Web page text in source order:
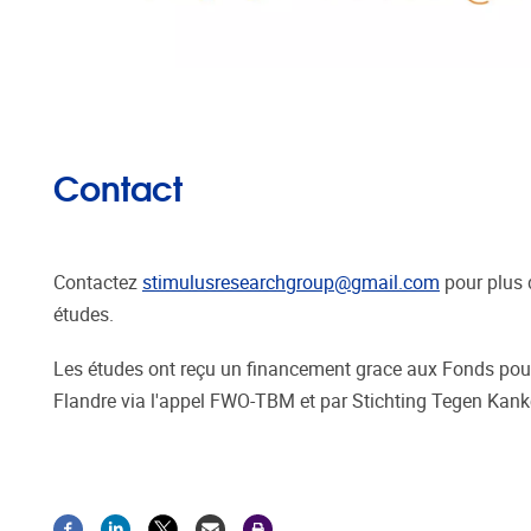
Contact
Contactez stimulusresearchgroup@gmail.com pour plus
études.
Les études ont reçu un financement grace aux Fonds
Flandre via l'appel FWO-TBM et par Stichting Tegen